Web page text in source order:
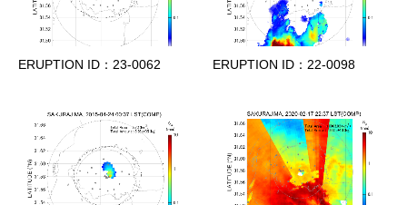
ERUPTION ID：23-0062 ERUPTION ID：22-0098